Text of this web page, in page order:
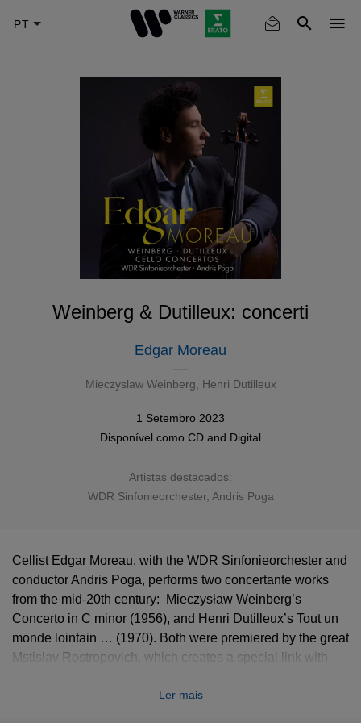
Weinberg & Dutilleux: concerti
Edgar Moreau
Mieczyslaw Weinberg Henri Dutilleux
1 Setembro 2023
Disponível como CD and Digital
Artistas destacados:
WDR Sinfonieorchester, Andris Poga
Cellist Edgar Moreau, with the WDR Sinfonieorchester and
conductor Andris Poga, performs two concertante works
from the mid-20th century: Mieczysław Weinberg’s
Concerto in C minor (1956), and Henri Dutilleux’s Tout un
monde lointain … (1970). Both were premiered by the great
Mstislav Rostropovich, which creates a special link with
in the Rostropovich Cello Competition. In recent years,
Ler mais